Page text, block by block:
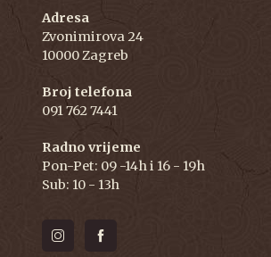
Adresa
Zvonimirova 24
10000 Zagreb
Broj telefona
091 762 7441
Radno vrijeme
Pon-Pet: 09 -14h i 16 - 19h
Sub: 10 - 13h